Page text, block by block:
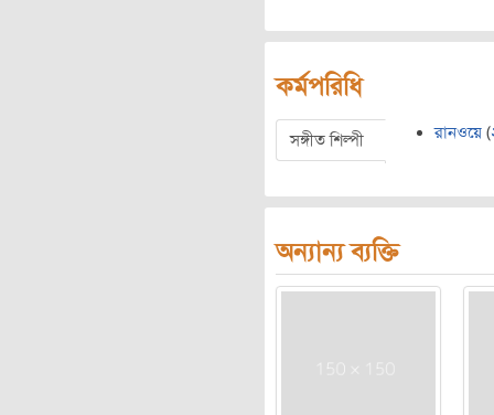
কর্মপরিধি
সঙ্গীত শিল্পী রানওয়ে (
অন্যান্য ব্যক্তি